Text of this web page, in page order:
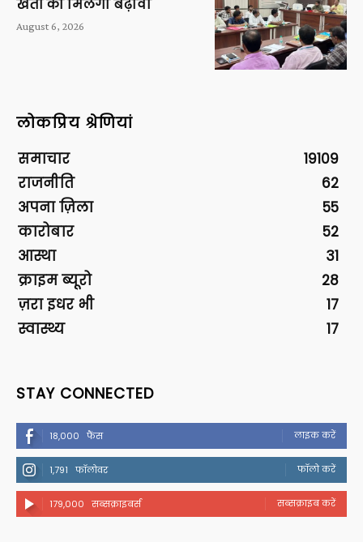
खेती को मिलेगा बढ़ावा
August 6, 2026
लोकप्रिय श्रेणियां
समाचार
19109
राजनीति
62
अपना ज़िला
55
कारोबार
52
आस्था
31
क्राइम ब्यूरो
28
ज़रा इधर भी
17
स्वास्थ्य
17
STAY CONNECTED
18,000 फैंस लाइक करें
1,791 फॉलोवर फॉलो करें
179,000 सब्सक्राइबर्स सब्सक्राइब करें